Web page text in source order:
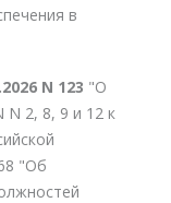
в
N 123 "О
N 2, 8, 9 и 12 к
"Об